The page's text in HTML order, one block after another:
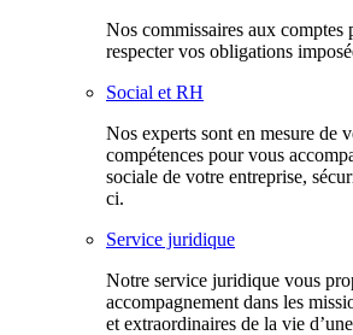
Nos commissaires aux comptes
respecter vos obligations
Social et RH
Nos experts sont en mesure de
compétences pour vous
sociale de votre entreprise,
ci.
Service juridique
Notre service juridique vous
accompagnement dans les
et extraordinaires de la vie